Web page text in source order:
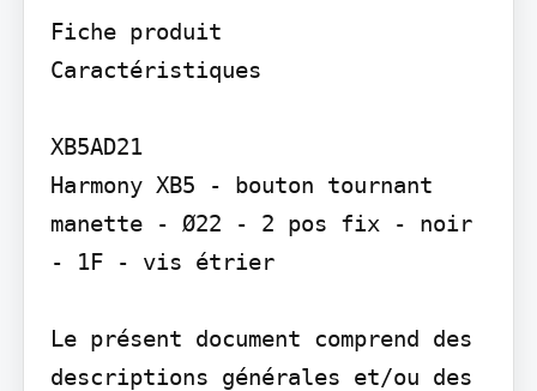
Fiche produit
Caractéristiques
XB5AD21
Harmony XB5 - bouton tournant
manette - Ø22 - 2 pos fix - noir
- 1F - vis étrier
Le présent document comprend des
descriptions générales et/ou des